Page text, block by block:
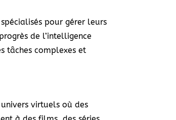
pour gérer leurs
de l’intelligence
tâches complexes et
virtuels où des